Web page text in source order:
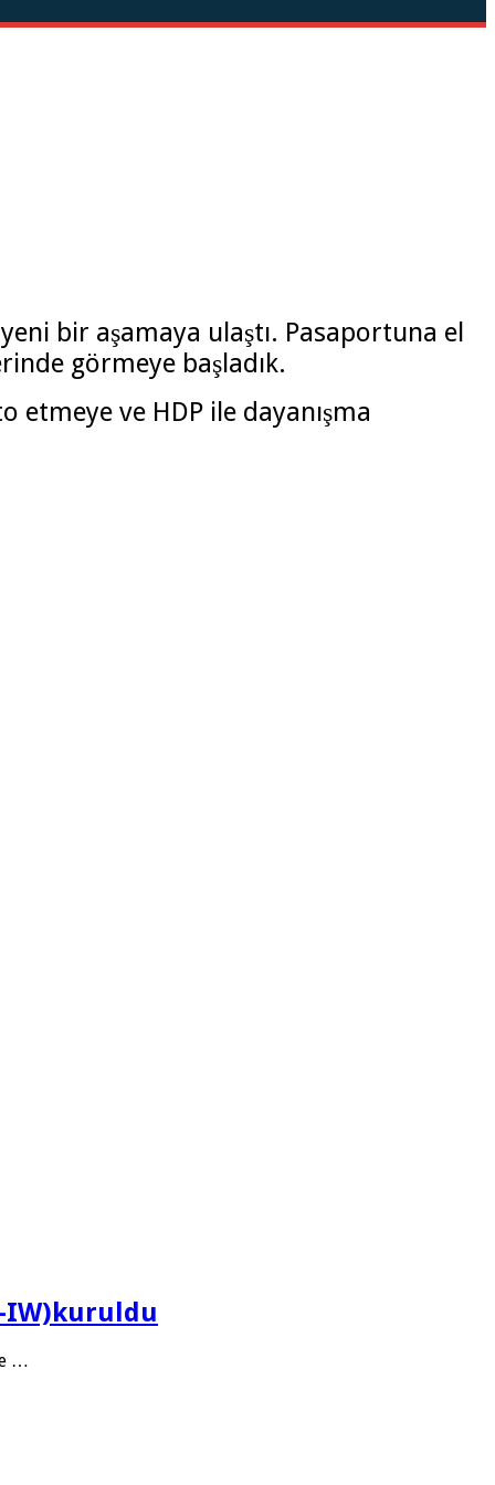
bir aşamaya ulaştı. Pasaportuna el
görmeye başladık.
ve HDP ile dayanışma
IW)kuruldu
…